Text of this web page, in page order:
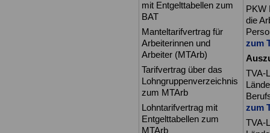
mit Entgelttabellen zum
BAT
Manteltarifvertrag für
Arbeiterinnen und
Arbeiter (MTArb)
Tarifvertrag über das
Lohngruppenverzeichnis
zum MTArb
Lohntarifvertrag mit
Entgelttabellen zum
MTArb
PKW
die
zum
TVA-
zum
TVA-